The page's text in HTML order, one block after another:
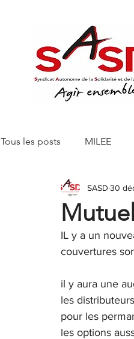
Tous les posts MILEE
Editions 150 Euros
SASD CHANTELLE
SASD 30
IL y a un
couvertures
il y aura une
les
pour les
les options